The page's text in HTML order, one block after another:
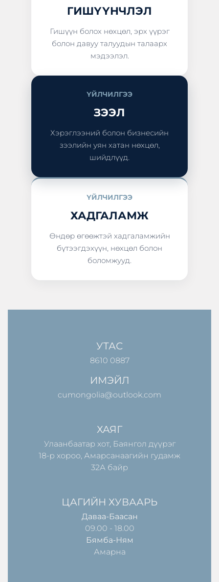
ГИШҮҮНЧЛЭЛ
Гишүүн болох нөхцөл, эрх үүрэг
болон давуу талуудын талаарх
мэдээлэл.
ҮЙЛЧИЛГЭЭ
ЗЭЭЛ
Хэрэглээний болон бизнесийн
зээлийн уян хатан нөхцөл,
шийдлүүд.
ҮЙЛЧИЛГЭЭ
ХАДГАЛАМЖ
Өндөр өгөөжтэй хадгаламжийн
бүтээгдэхүүн, нөхцөл болон
боломжууд.
УТАС
8610 0887
ИМЭЙЛ
cumongolia@outlook.com
ХАЯГ
Улаанбаатар хот, Баянгол дүүрэг
18-р хороо, Амарсанаагийн гудамж
32А байр
ЦАГИЙН ХУВААРЬ
Даваа-Баасан
09.00 - 18.00
Бямба-Ням
Амарна